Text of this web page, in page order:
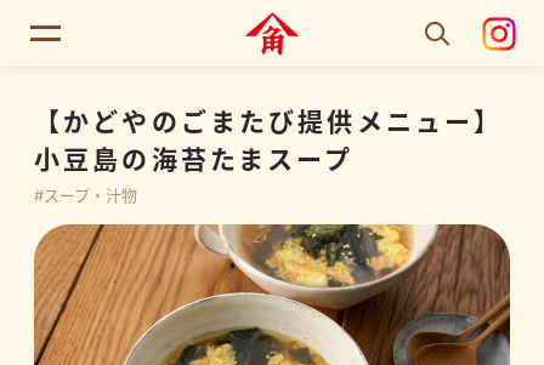
【かどやのごまたび提供メニュー】
小豆島の海苔たまスープ
#スープ・汁物